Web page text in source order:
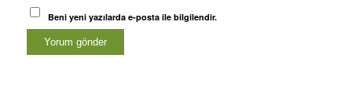
Beni yeni yazılarda e-posta ile bilgilendir.